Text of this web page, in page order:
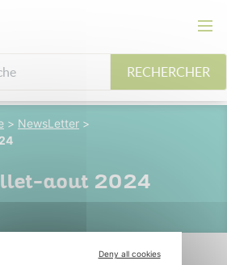
RECHERCHER
> NewsLetter >
aout 2024
Deny all cookies